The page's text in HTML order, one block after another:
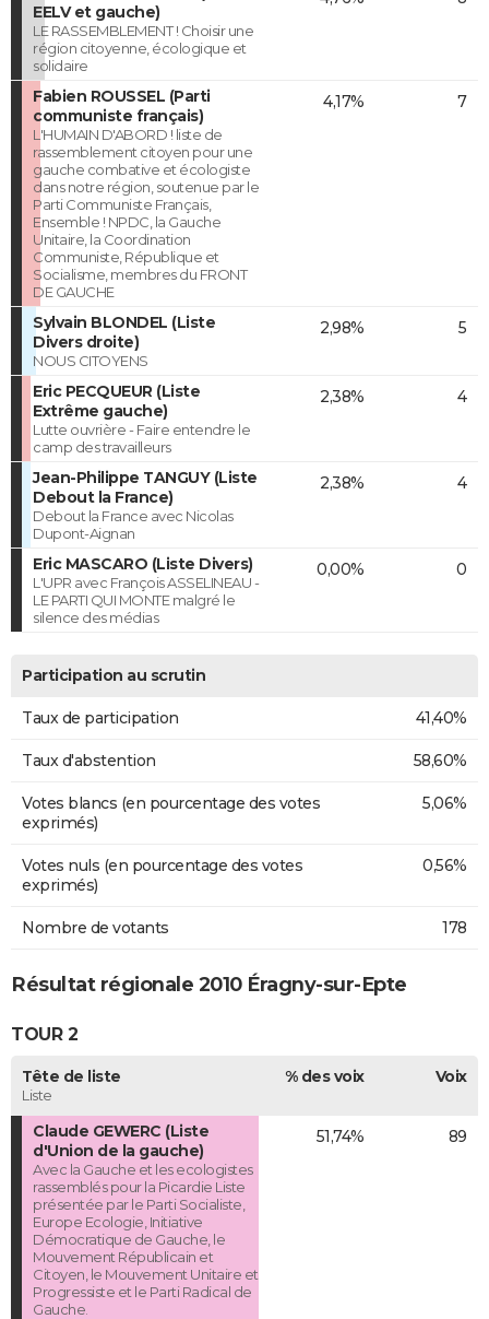
EELV et gauche)
LE RASSEMBLEMENT ! Choisir une
région citoyenne, écologique et
solidaire
Fabien ROUSSEL (Parti
communiste français)
L'HUMAIN D'ABORD ! liste de
rassemblement citoyen pour une
gauche combative et écologiste
dans notre région, soutenue par le
Parti Communiste Français,
Ensemble ! NPDC, la Gauche
Unitaire, la Coordination
Communiste, République et
Socialisme, membres du FRONT
DE GAUCHE
4,17% 7
Sylvain BLONDEL (Liste
Divers droite)
NOUS CITOYENS
2,98% 5
Eric PECQUEUR (Liste
Extrême gauche)
Lutte ouvrière - Faire entendre le
camp des travailleurs
2,38% 4
Jean-Philippe TANGUY (Liste
Debout la France)
Debout la France avec Nicolas
Dupont-Aignan
2,38% 4
Eric MASCARO (Liste Divers)
L'UPR avec François ASSELINEAU -
LE PARTI QUI MONTE malgré le
silence des médias
0,00% 0
Participation au scrutin
Taux de participation 41,40%
Taux d'abstention 58,60%
Votes blancs (en pourcentage des votes
exprimés)
5,06%
Votes nuls (en pourcentage des votes
exprimés)
0,56%
Nombre de votants 178
Résultat régionale 2010 Éragny-sur-Epte
TOUR 2
Tête de liste
Liste
% des voix Voix
Claude GEWERC (Liste
d'Union de la gauche)
Avec la Gauche et les ecologistes
rassemblés pour la Picardie Liste
présentée par le Parti Socialiste,
Europe Ecologie, Initiative
Démocratique de Gauche, le
Mouvement Républicain et
Citoyen, le Mouvement Unitaire et
Progressiste et le Parti Radical de
Gauche.
51,74% 89